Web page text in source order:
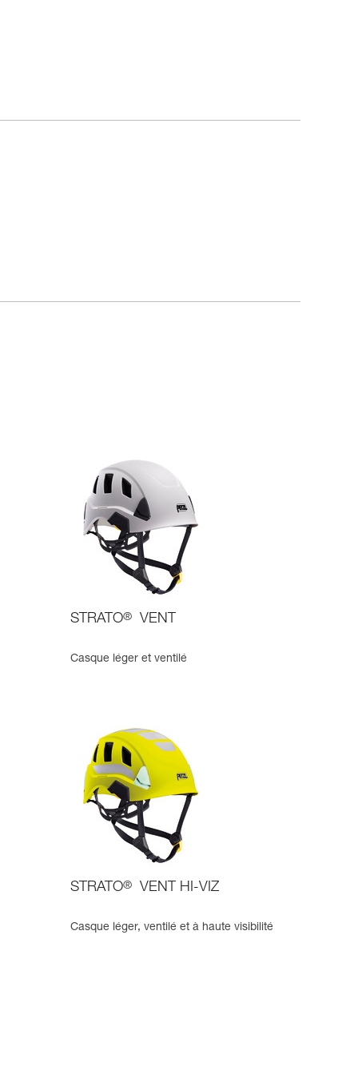
STRATO® VENT
Casque léger et ventilé
STRATO® VENT HI-VIZ
Casque léger, ventilé et à haute visibilité